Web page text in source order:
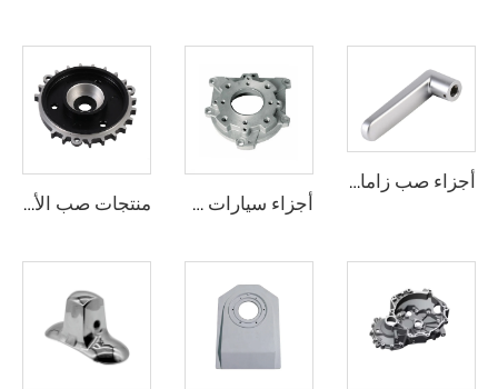
أجزاء صب زاماك مخصصة، أجزاء صب سبيكة الزنك
أجزاء سيارات مخصصة وفق الطلب OEM من صب الألمنيوم، أجزاء احتياطية تلقائية من سبيكة الألمنيوم
منتجات صب الألمنيوم بدقة عالية من مصنع OEM قطع التروس